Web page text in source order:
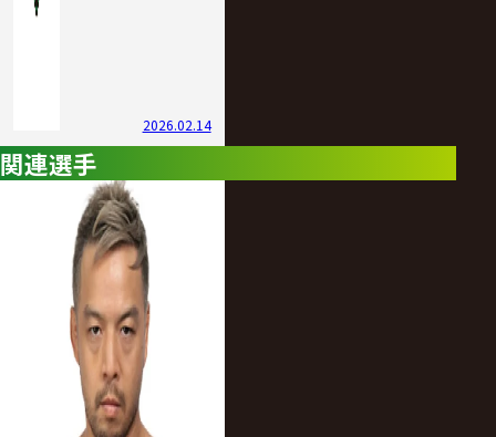
2026.02.14
関連選手